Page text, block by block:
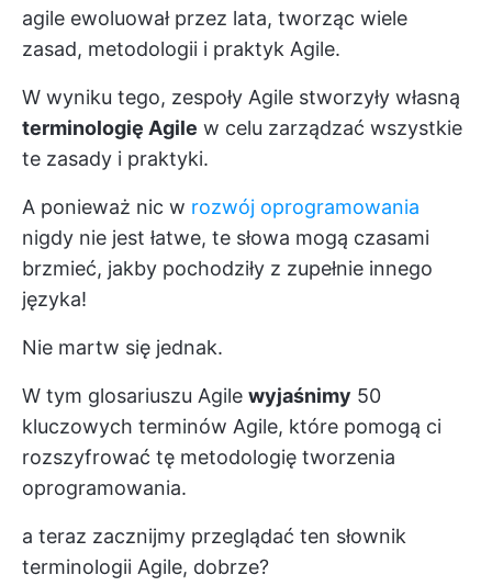
agile ewoluował przez lata, tworząc wiele
zasad, metodologii i praktyk Agile.
W wyniku tego, zespoły Agile stworzyły własną
terminologię Agile w celu zarządzać wszystkie
te zasady i praktyki.
A ponieważ nic w rozwój oprogramowania
nigdy nie jest łatwe, te słowa mogą czasami
brzmieć, jakby pochodziły z zupełnie innego
języka!
Nie martw się jednak.
W tym glosariuszu Agile wyjaśnimy 50
kluczowych terminów Agile, które pomogą ci
rozszyfrować tę metodologię tworzenia
oprogramowania.
a teraz zacznijmy przeglądać ten słownik
terminologii Agile, dobrze?